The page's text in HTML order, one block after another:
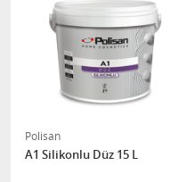
Polisan
A1 Silikonlu Düz 15 L